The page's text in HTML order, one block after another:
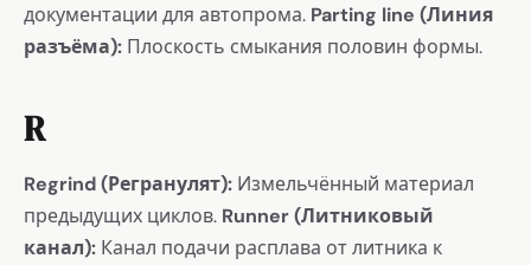
документации для автопрома. Parting line (Линия
разъёма): Плоскость смыкания половин формы.
R
Regrind (Регранулят): Измельчённый материал
предыдущих циклов. Runner (Литниковый
канал): Канал подачи расплава от литника к